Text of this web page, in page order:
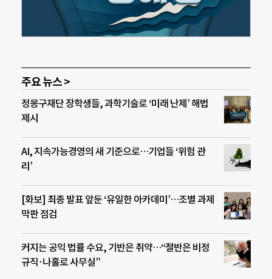
주요 뉴스 >
정몽구재단 장학생들, 과학기술로 ‘미래 난제’ 해법
제시
AI, 지속가능경영의 새 기준으로…기업들 ‘위험 관
리’
[화보] 최종 발표 앞둔 ‘유일한 아카데미’…조별 과제
막판 점검
커지는 공익 법률 수요, 기반은 취약…“절반은 비정
규직·나홀로 사무실”